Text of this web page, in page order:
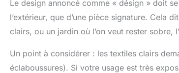
Le design annoncé comme « désign » doit
l’extérieur, que d’une pièce signature. Cela
clairs, ou un jardin où l’on veut rester sobre,
Un point à considérer : les textiles clairs
éclaboussures). Si votre usage est très